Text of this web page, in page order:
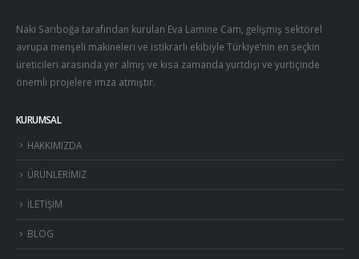
Naki Sarıboğa tarafından kurulan Eva Lamine Cam, gelişmiş sektörel
avrupa menşeli makineleri ve istikrarlı ekibiyle Türkiye’nin en seçkin
üreticileri arasında yer almış ve kısa zamanda yurtdışı ve yurtiçinde
önemli projelere imza atmıştır.
KURUMSAL
HAKKIMIZDA
ÜRÜNLERİMİZ
İLETİŞİM
BLOG